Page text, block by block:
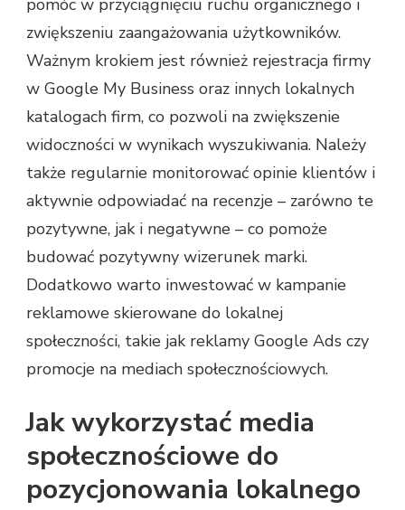
pomóc w przyciągnięciu ruchu organicznego i
zwiększeniu zaangażowania użytkowników.
Ważnym krokiem jest również rejestracja firmy
w Google My Business oraz innych lokalnych
katalogach firm, co pozwoli na zwiększenie
widoczności w wynikach wyszukiwania. Należy
także regularnie monitorować opinie klientów i
aktywnie odpowiadać na recenzje – zarówno te
pozytywne, jak i negatywne – co pomoże
budować pozytywny wizerunek marki.
Dodatkowo warto inwestować w kampanie
reklamowe skierowane do lokalnej
społeczności, takie jak reklamy Google Ads czy
promocje na mediach społecznościowych.
Jak wykorzystać media
społecznościowe do
pozycjonowania lokalnego